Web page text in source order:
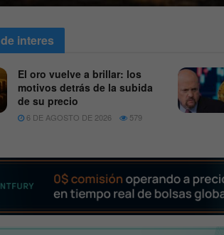
de interes
El oro vuelve a brillar: los
motivos detrás de la subida
de su precio
6 DE AGOSTO DE 2026 579